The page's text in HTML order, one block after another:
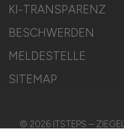
KI-TRANSPARENZ
BESCHWERDEN
MELDESTELLE
SITEMAP
© 2026 ITSTEPS –